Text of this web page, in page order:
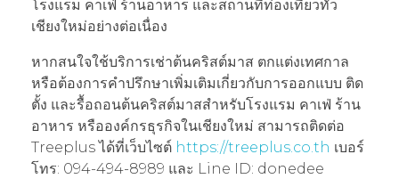
โรงแรม คาเฟ่ ร้านอาหาร และสถานที่ท่องเที่ยวทั่ว
เชียงใหม่อย่างต่อเนื่อง
หากสนใจใช้บริการเช่าต้นคริสต์มาส ตกแต่งเทศกาล
หรือต้องการคำปรึกษาเพิ่มเติมเกี่ยวกับการออกแบบ ติด
ตั้ง และรื้อถอนต้นคริสต์มาสสำหรับโรงแรม คาเฟ่ ร้าน
อาหาร หรือองค์กรธุรกิจในเชียงใหม่ สามารถติดต่อ
Treeplus ได้ที่เว็บไซต์ https://treeplus.co.th เบอร์
โทร: 094-494-8989 และ Line ID: donedee